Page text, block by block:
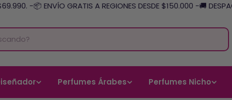
-📦 ENVÍO GRATIS A REGIONES DESDE $150.000 -🚚
Perfumes Árabes Perfumes Nicho